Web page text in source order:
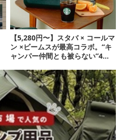
【5,280円〜】スタバ × コールマ
ン ×ビームスが最高コラボ。“キ
ャンパー仲間とも被らない”4ア